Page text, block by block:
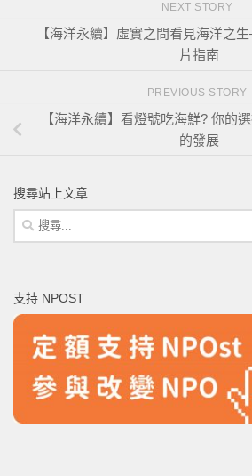
NEXT STORY
【海洋永續】虛實之間看見海洋之
片指南
PREVIOUS STORY
【海洋永續】看燈號吃海鮮? 你的
的發展
搜尋站上文章
搜
尋
字:
支持 NPOST